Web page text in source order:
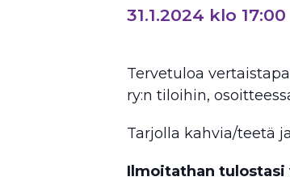
31.1.2024 klo 17:00
Tervetuloa
ry:n tiloihin,
Tarjolla kahvia/teetä
Ilmoitathan tulostasi